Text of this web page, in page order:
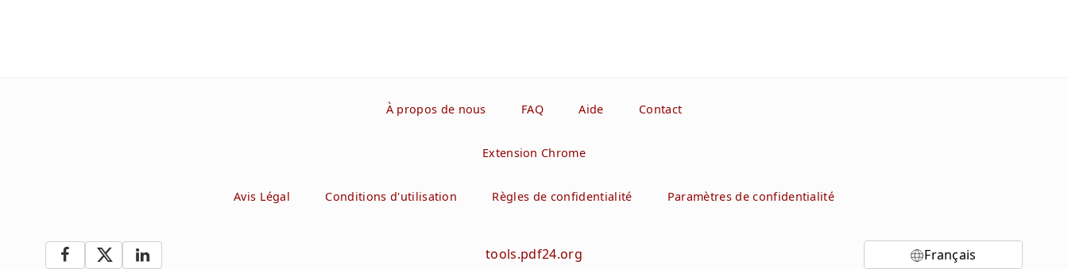
À propos de nous FAQ Aide Contact
Extension Chrome
Avis Légal Conditions d'utilisation Règles de confidentialité Paramètres de confidentialité
Français
tools.pdf24.org